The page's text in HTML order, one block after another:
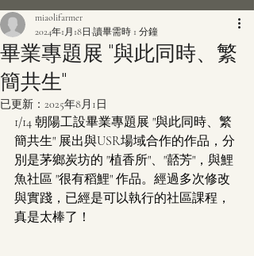
畢業專題展 "與此同時、繁
簡共生"
miaolifarmer
2024年1月18日 讀畢需時 1 分鐘
已更新： 2025年8月1日
1/14 朝陽工設畢業專題展 "與此同時、繁
簡共生" 展出與USR場域合作的作品，分
別是茅鄉炭坊的 "植香所"、"嚭芳"，與鯉
魚社區 "很有稻鯉" 作品。經過多次修改
與實踐，已經是可以執行的社區課程，
真是太棒了！